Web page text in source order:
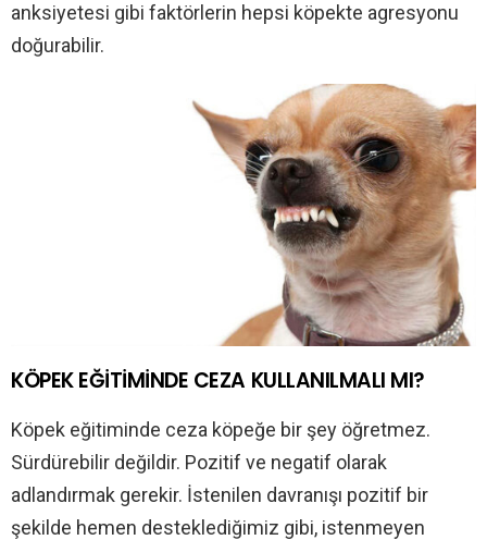
anksiyetesi gibi faktörlerin hepsi köpekte agresyonu
doğurabilir.
KÖPEK EĞİTİMİNDE CEZA KULLANILMALI MI?
Köpek eğitiminde ceza köpeğe bir şey öğretmez.
Sürdürebilir değildir. Pozitif ve negatif olarak
adlandırmak gerekir. İstenilen davranışı pozitif bir
şekilde hemen desteklediğimiz gibi, istenmeyen